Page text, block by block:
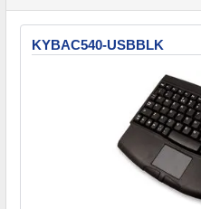
KYBAC540-USBBLK